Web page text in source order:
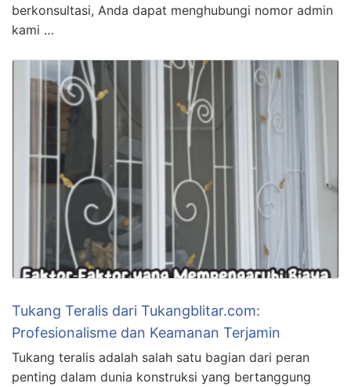
berkonsultasi, Anda dapat menghubungi nomor admin
kami …
Tukang Teralis dari Tukangblitar.com:
Profesionalisme dan Keamanan Terjamin
Tukang teralis adalah salah satu bagian dari peran
penting dalam dunia konstruksi yang bertanggung